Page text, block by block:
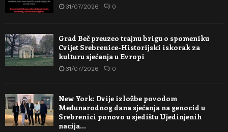
31/07/2026 0
Grad Beč preuzeo trajnu brigu o spomeniku
Cvijet Srebrenice-Historijski iskorak za
kulturu sjećanja u Evropi
31/07/2026 0
New York: Dvije izložbe povodom
Međunarodnog dana sjećanja na genocid u
Srebrenici ponovo u sjedištu Ujedinjenih
nacija…